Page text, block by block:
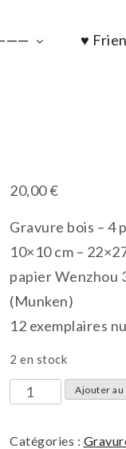
♥
20,00€
Gravure bois – 4
10×10 cm –
papier Wenzhou
(Munken)
12 exemplaires
2 en stock
quantité
ヽ
Ajouter au
Catégories :